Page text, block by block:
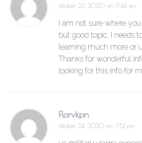
oktober 23, 2020 om 11:44 am
I am not sure where
but good topic. I needs
learning much more or
Thanks for wonderful
looking for this info for
Florvkpn
oktober 24, 2020 om 7:12 pm